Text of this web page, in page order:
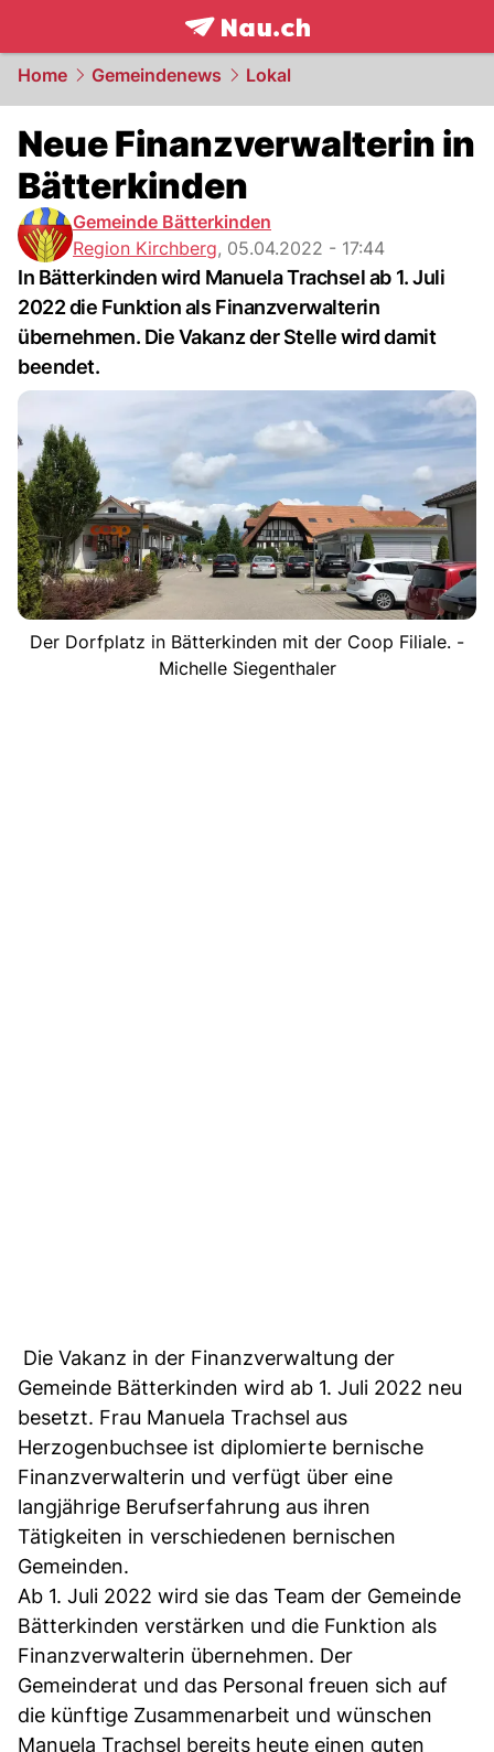
frontpage.NAU.ch
Home Gemeindenews Lokal
Neue Finanzverwalterin in
Bätterkinden
Gemeinde Bätterkinden
Region Kirchberg, 05.04.2022 - 17:44
In Bätterkinden wird Manuela Trachsel ab 1. Juli
2022 die Funktion als Finanzverwalterin
übernehmen. Die Vakanz der Stelle wird damit
beendet.
Der Dorfplatz in Bätterkinden mit der Coop Filiale. -
Michelle Siegenthaler
Die Vakanz in der Finanzverwaltung der
Gemeinde Bätterkinden wird ab 1. Juli 2022 neu
besetzt. Frau Manuela Trachsel aus
Herzogenbuchsee ist diplomierte bernische
Finanzverwalterin und verfügt über eine
langjährige Berufserfahrung aus ihren
Tätigkeiten in verschiedenen bernischen
Gemeinden.
Ab 1. Juli 2022 wird sie das Team der Gemeinde
Bätterkinden verstärken und die Funktion als
Finanzverwalterin übernehmen. Der
Gemeinderat und das Personal freuen sich auf
die künftige Zusammenarbeit und wünschen
Manuela Trachsel bereits heute einen guten